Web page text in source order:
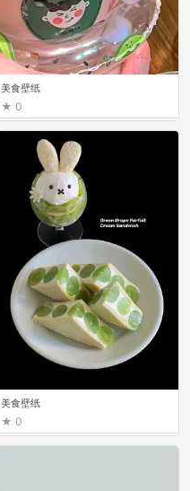
美食壁纸
0
美食壁纸
0